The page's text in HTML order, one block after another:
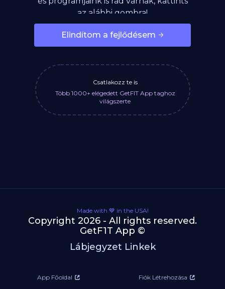
az alábbi gombra!
Elindítom a fejlődésem
Csatlakozz te is
Több 1000+ elégedett GetFIT App taghoz
világszerte
Made with 💙 in the USA!
Copyright 2026 - All rights reserved.
GetF1T App ©
Lábjegyzet Linkek
App Főoldal Fiók Létrehozása